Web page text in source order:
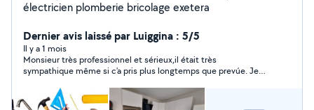
électricien plomberie bricolage exetera
Dernier avis laissé par Luiggina : 5/5
Il y a 1 mois
Monsieur très professionnel et sérieux,il était très
sympathique même si c’a pris plus longtemps que prevúe. Je